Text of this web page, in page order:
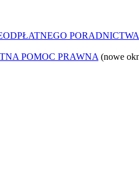
POMOC PRAWNA (nowe